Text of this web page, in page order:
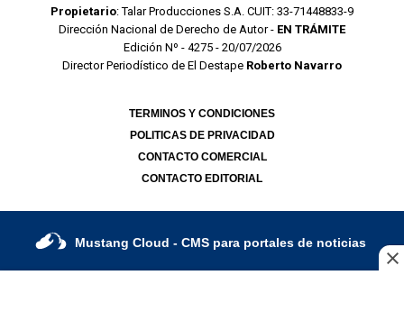
Propietario: Talar Producciones S.A. CUIT: 33-71448833-9
Dirección Nacional de Derecho de Autor - EN TRÁMITE
Edición Nº - 4275 - 20/07/2026
Director Periodístico de El Destape Roberto Navarro
TERMINOS Y CONDICIONES
POLITICAS DE PRIVACIDAD
CONTACTO COMERCIAL
CONTACTO EDITORIAL
Mustang Cloud - CMS para portales de noticias